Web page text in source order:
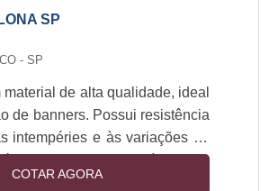
entre em contato conosco
SP
- SP
de alta qualidade, ideal
de banners. Possui resistência
intempéries e às variações de
de ser leve e flexível. Seu
perfeito para a impressão de
COTAR AGORA